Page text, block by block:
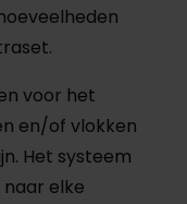
voor het
en/of vlokken
Het systeem
elke